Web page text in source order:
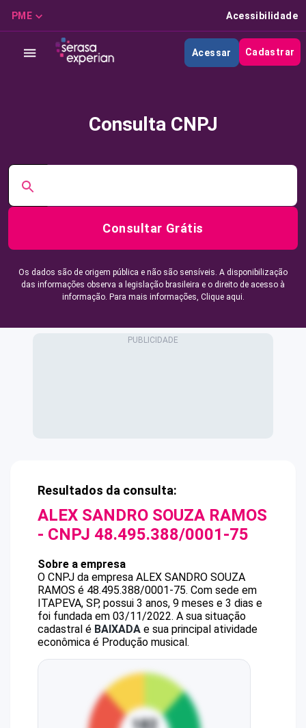
PME Acessibilidade
Acessar Cadastrar
Consulta CNPJ
Consultar Grátis
Os dados são de origem pública e não são sensíveis. A disponibilização
das informações observa a legislação brasileira e o direito de acesso à
informação. Para mais informações, Clique aqui.
Resultados da consulta:
ALEX SANDRO SOUZA RAMOS
- CNPJ 48.495.388/0001-75
Sobre a empresa
O CNPJ da empresa ALEX SANDRO SOUZA
RAMOS é 48.495.388/0001-75. Com sede em
ITAPEVA, SP, possui 3 anos, 9 meses e 3 dias e
foi fundada em 03/11/2022. A sua situação
cadastral é BAIXADA e sua principal atividade
econômica é Produção musical.